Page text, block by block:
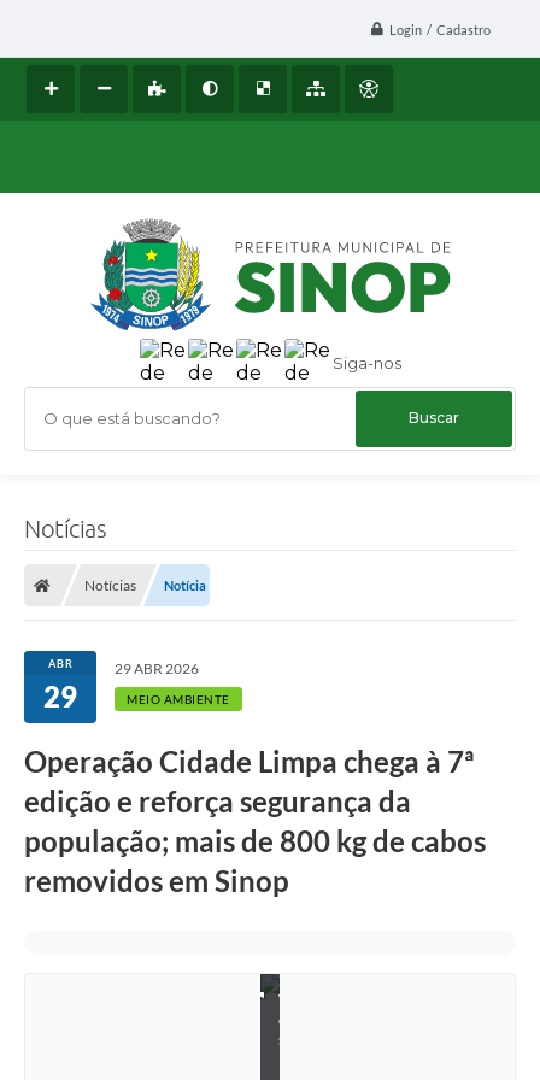
Login / Cadastro
Siga-nos
O que está buscando?
Notícias
Notícias Notícia
ABR
29
29 ABR 2026
MEIO AMBIENTE
Operação Cidade Limpa chega à 7ª
edição e reforça segurança da
população; mais de 800 kg de cabos
removidos em Sinop
W
e
s